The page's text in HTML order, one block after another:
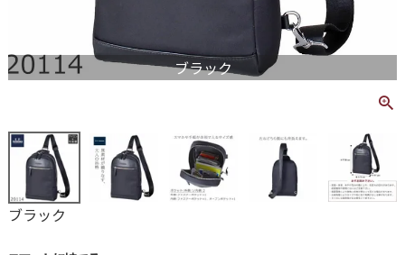
ブラック
ブラック